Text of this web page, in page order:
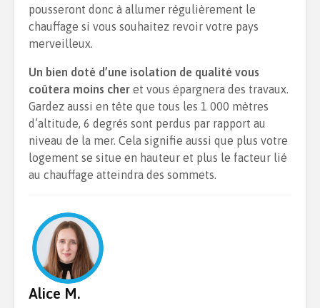
pousseront donc à allumer régulièrement le
chauffage si vous souhaitez revoir votre pays
merveilleux.
Un bien doté d’une isolation de qualité vous
coûtera moins cher et vous épargnera des travaux.
Gardez aussi en tête que tous les 1 000 mètres
d’altitude, 6 degrés sont perdus par rapport au
niveau de la mer. Cela signifie aussi que plus votre
logement se situe en hauteur et plus le facteur lié
au chauffage atteindra des sommets.
Alice M.